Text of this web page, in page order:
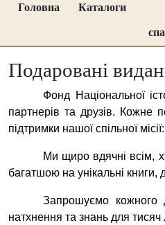
Головна Каталоги
Подаровані
Фонд Національної
партнерів та друзів. Кожне
підтримки нашої спільної
Ми щиро вдячні всім,
багатшою на унікальні
Запрошуємо кожного
натхнення та знань для